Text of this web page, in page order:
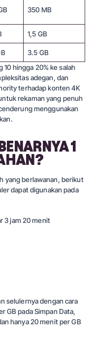
350 MB
1,5 GB
3.5 GB
hingga 20% ke salah
adegan, dan
terhadap konten 4K
rekaman yang penuh
menggunakan
1
yang berlawanan, berikut
dapat digunakan pada
3 jam 20 menit
selulernya dengan cara
GB pada Simpan Data,
hanya 20 menit per GB